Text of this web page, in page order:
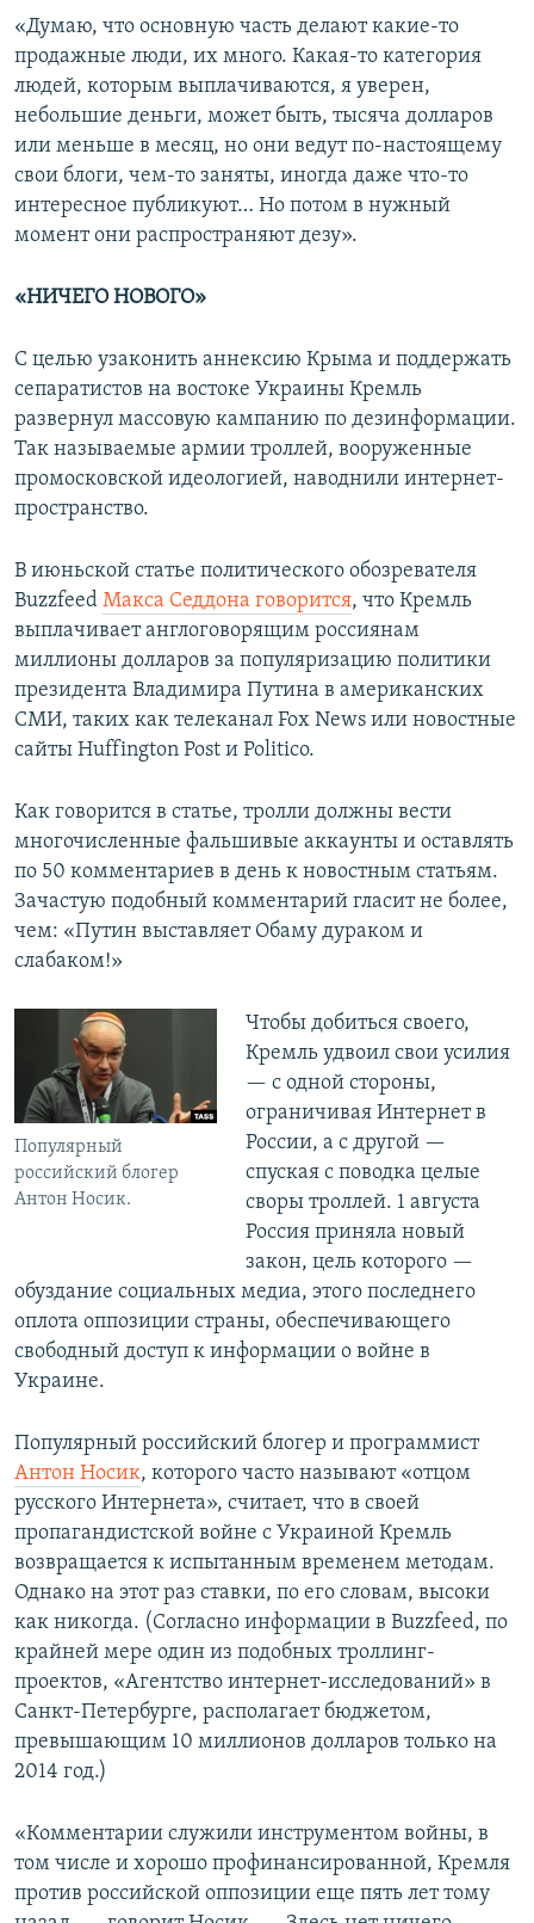
«Думаю, что основную часть делают какие-то
продажные люди, их много. Какая-то категория
людей, которым выплачиваются, я уверен,
небольшие деньги, может быть, тысяча долларов
или меньше в месяц, но они ведут по-настоящему
свои блоги, чем-то заняты, иногда даже что-то
интересное публикуют… Но потом в нужный
момент они распространяют дезу».
«НИЧЕГО НОВОГО»
С целью узаконить аннексию Крыма и поддержать
сепаратистов на востоке Украины Кремль
развернул массовую кампанию по дезинформации.
Так называемые армии троллей, вооруженные
промосковской идеологией, наводнили интернет-
пространство.
В июньской статье политического обозревателя
Buzzfeed Макса Седдона говорится, что Кремль
выплачивает англоговорящим россиянам
миллионы долларов за популяризацию политики
президента Владимира Путина в американских
СМИ, таких как телеканал Fox News или новостные
сайты Huffington Post и Politico.
Как говорится в статье, тролли должны вести
многочисленные фальшивые аккаунты и оставлять
по 50 комментариев в день к новостным статьям.
Зачастую подобный комментарий гласит не более,
чем: «Путин выставляет Обаму дураком и
слабаком!»
Популярный
российский блогер
Антон Носик.
Чтобы добиться своего,
Кремль удвоил свои усилия
— с одной стороны,
ограничивая Интернет в
России, а с другой —
спуская с поводка целые
своры троллей. 1 августа
Россия приняла новый
закон, цель которого —
обуздание социальных медиа, этого последнего
оплота оппозиции страны, обеспечивающего
свободный доступ к информации о войне в
Украине.
Популярный российский блогер и программист
Антон Носик, которого часто называют «отцом
русского Интернета», считает, что в своей
пропагандистской войне с Украиной Кремль
возвращается к испытанным временем методам.
Однако на этот раз ставки, по его словам, высоки
как никогда. (Согласно информации в Buzzfeed, по
крайней мере один из подобных троллинг-
проектов, «Агентство интернет-исследований» в
Санкт-Петербурге, располагает бюджетом,
превышающим 10 миллионов долларов только на
2014 год.)
«Комментарии служили инструментом войны, в
том числе и хорошо профинансированной, Кремля
против российской оппозиции еще пять лет тому